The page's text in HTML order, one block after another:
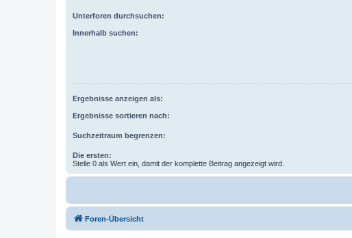
Unterforen durchsuchen:
Innerhalb suchen:
Ergebnisse anzeigen als:
Ergebnisse sortieren nach:
Suchzeitraum begrenzen:
Die ersten:
Stelle 0 als Wert ein, damit der komplette Beitrag angezeigt wird.
Foren-Übersicht